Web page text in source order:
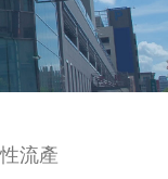
流產